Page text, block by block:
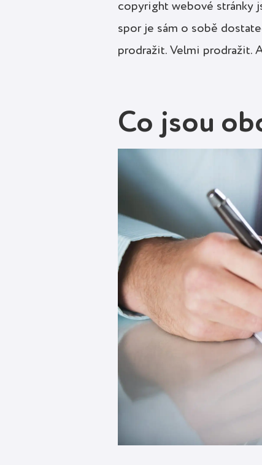
copyright webové stránky
spor je sám o sobě
prodražit. Velmi prodražit.
Co jsou